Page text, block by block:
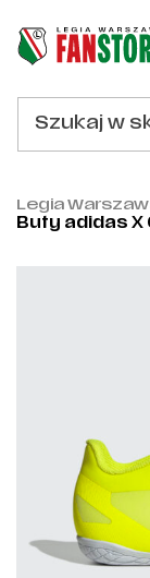
Legia
Buty adidas X